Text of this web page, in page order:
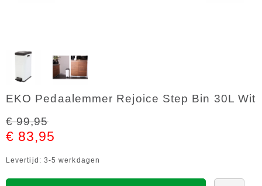
EKO Pedaalemmer Rejoice Step Bin 30L Wit
€ 99,95
€ 83,95
Levertijd: 3-5 werkdagen